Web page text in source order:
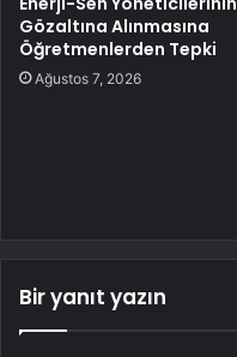
Gözaltına Alınmasına
Öğretmenlerden Tepki
Ağustos 7, 2026
Bir yanıt yazın